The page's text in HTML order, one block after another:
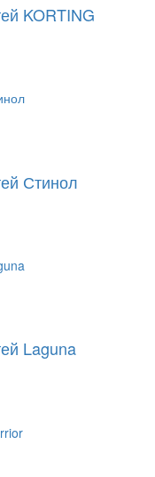
KORTING
Стинол
Laguna